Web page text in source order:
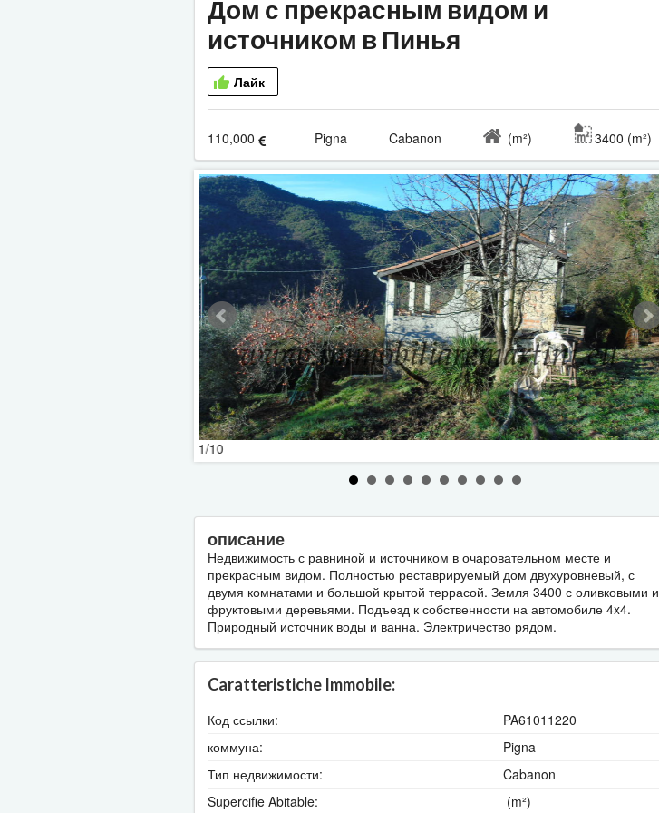
Дом с прекрасным видом и
источником в Пинья
Лайк
110,000 Pigna Cabanon (m²) 3400 (m²)
1/10
описание
Недвижимость с равниной и источником в очаровательном месте и
прекрасным видом. Полностью реставрируемый дом двухуровневый, с
двумя комнатами и большой крытой террасой. Земля 3400 с оливковыми и
фруктовыми деревьями. Подъезд к собственности на автомобиле 4x4.
Природный источник воды и ванна. Электричество рядом.
Caratteristiche Immobile:
Код ссылки:
PA61011220
коммуна:
Pigna
Тип недвижимости:
Cabanon
Supercifie Abitable:
(m²)